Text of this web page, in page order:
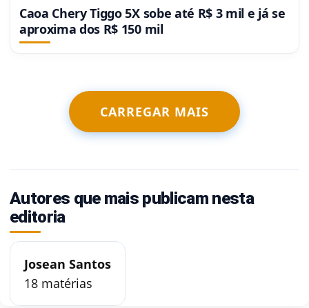
Caoa Chery Tiggo 5X sobe até R$ 3 mil e já se
aproxima dos R$ 150 mil
CARREGAR MAIS
Autores que mais publicam nesta
editoria
Josean Santos
18 matérias